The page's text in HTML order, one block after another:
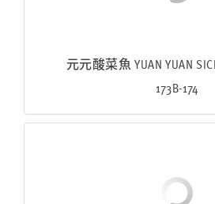
元元酸菜魚 YUAN YUAN
173B-174